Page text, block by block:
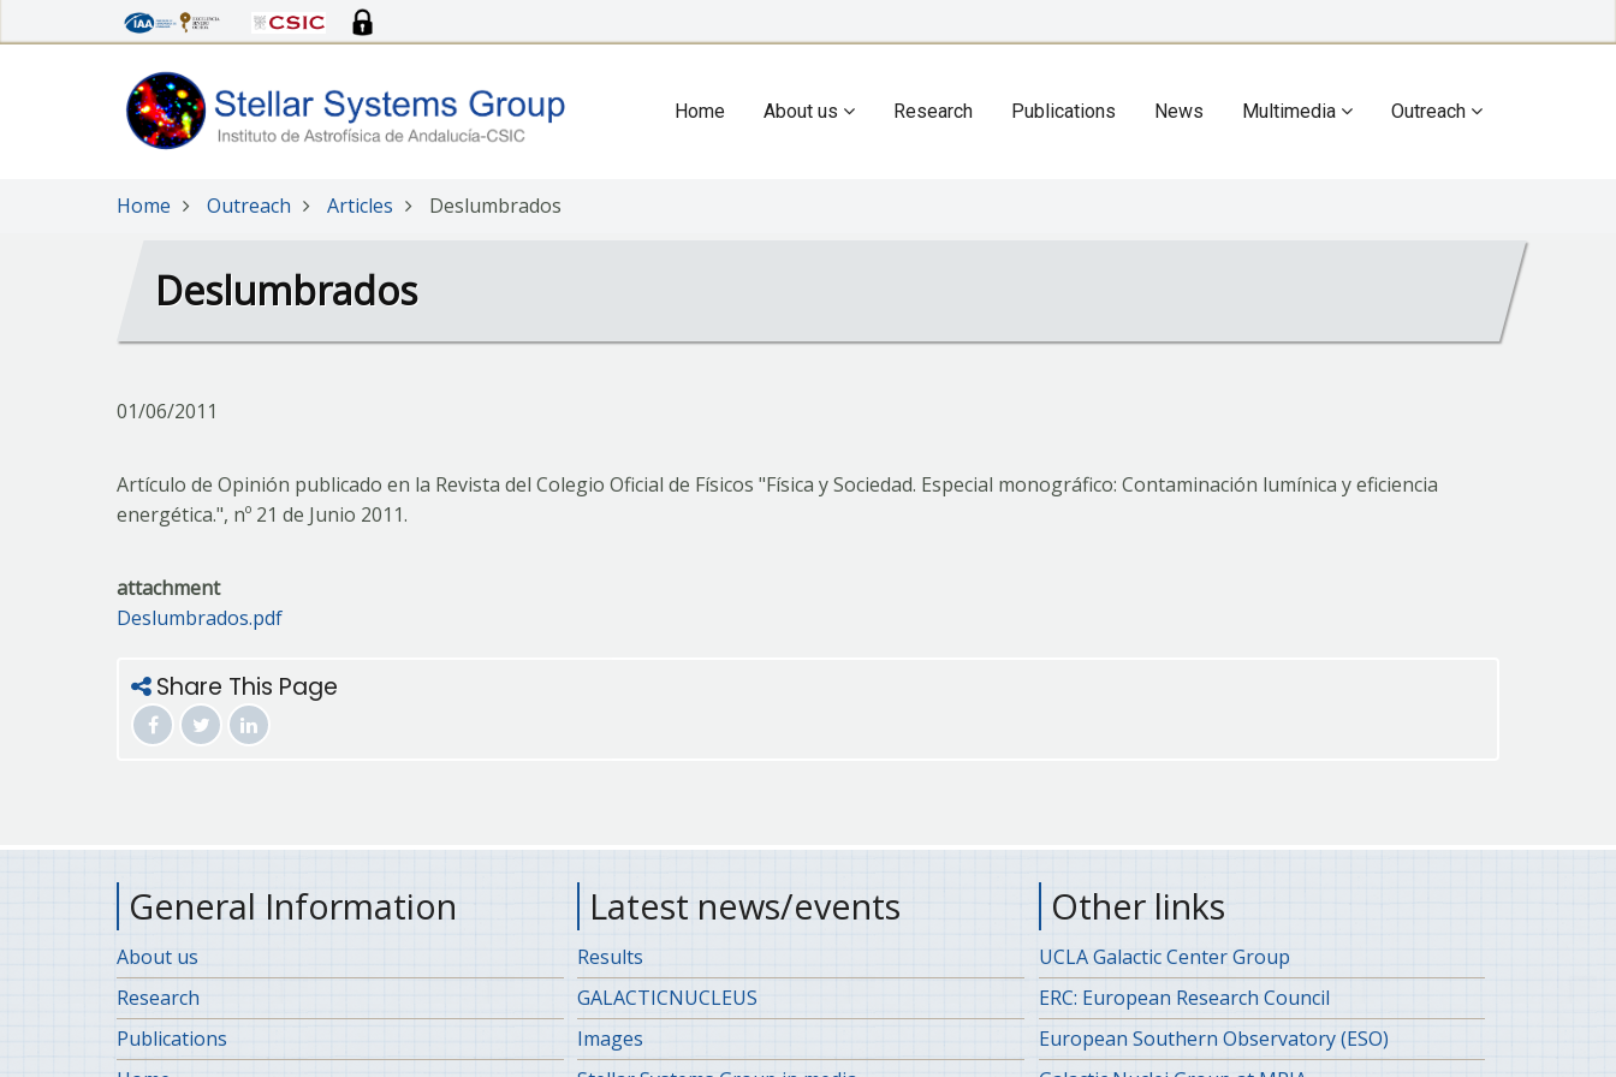
to
Main
Home About us Research Publications News Multimedia Outreach
Home Outreach Articles Deslumbrados
Deslumbrados
01/06/2011
Artículo de Opinión publicado en la Revista del Colegio Oficial de Físicos "Física y Sociedad. Especial monográfico: Contaminación lumínica y eficiencia
energética.", nº 21 de Junio 2011.
attachment
Deslumbrados.pdf
Share This Page
General Information
About us
Research
Publications
Latest news/events
Results
GALACTICNUCLEUS
Images
Other links
UCLA Galactic Center Group
ERC: European Research Council
European Southern Observatory (ESO)